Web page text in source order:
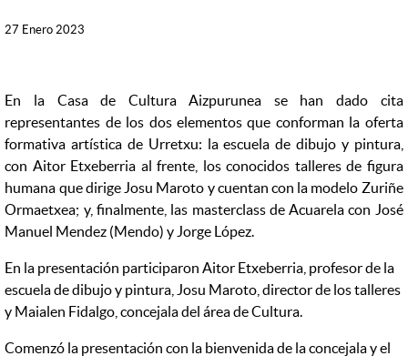
27 Enero 2023
En la Casa de Cultura Aizpurunea se han dado cita
representantes de los dos elementos que conforman la oferta
formativa artística de Urretxu: la escuela de dibujo y pintura,
con Aitor Etxeberria al frente, los conocidos talleres de figura
humana que dirige Josu Maroto y cuentan con la modelo Zuriñe
Ormaetxea; y, finalmente, las masterclass de Acuarela con José
Manuel Mendez (Mendo) y Jorge López.
En la presentación participaron Aitor Etxeberria, profesor de la
escuela de dibujo y pintura, Josu Maroto, director de los talleres
y Maialen Fidalgo, concejala del área de Cultura.
Comenzó la presentación con la bienvenida de la concejala y el